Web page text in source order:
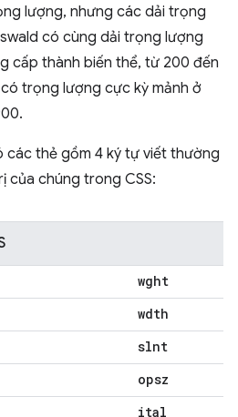
lượng, nhưng các dải trọng
có cùng dải trọng lượng
cấp thành biến thể, từ 200 đến
trọng lượng cực kỳ mảnh ở
các thẻ gồm 4 ký tự viết thường
của chúng trong CSS:
wght
wdth
slnt
opsz
ital